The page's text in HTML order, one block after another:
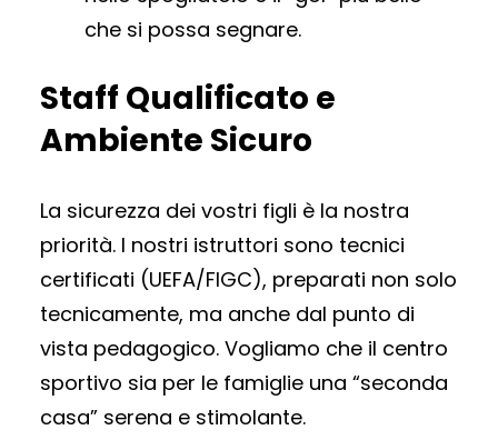
che si possa segnare.
Staff Qualificato e
Ambiente Sicuro
La sicurezza dei vostri figli è la nostra
priorità. I nostri istruttori sono tecnici
certificati (UEFA/FIGC), preparati non solo
tecnicamente, ma anche dal punto di
vista pedagogico. Vogliamo che il centro
sportivo sia per le famiglie una “seconda
casa” serena e stimolante.